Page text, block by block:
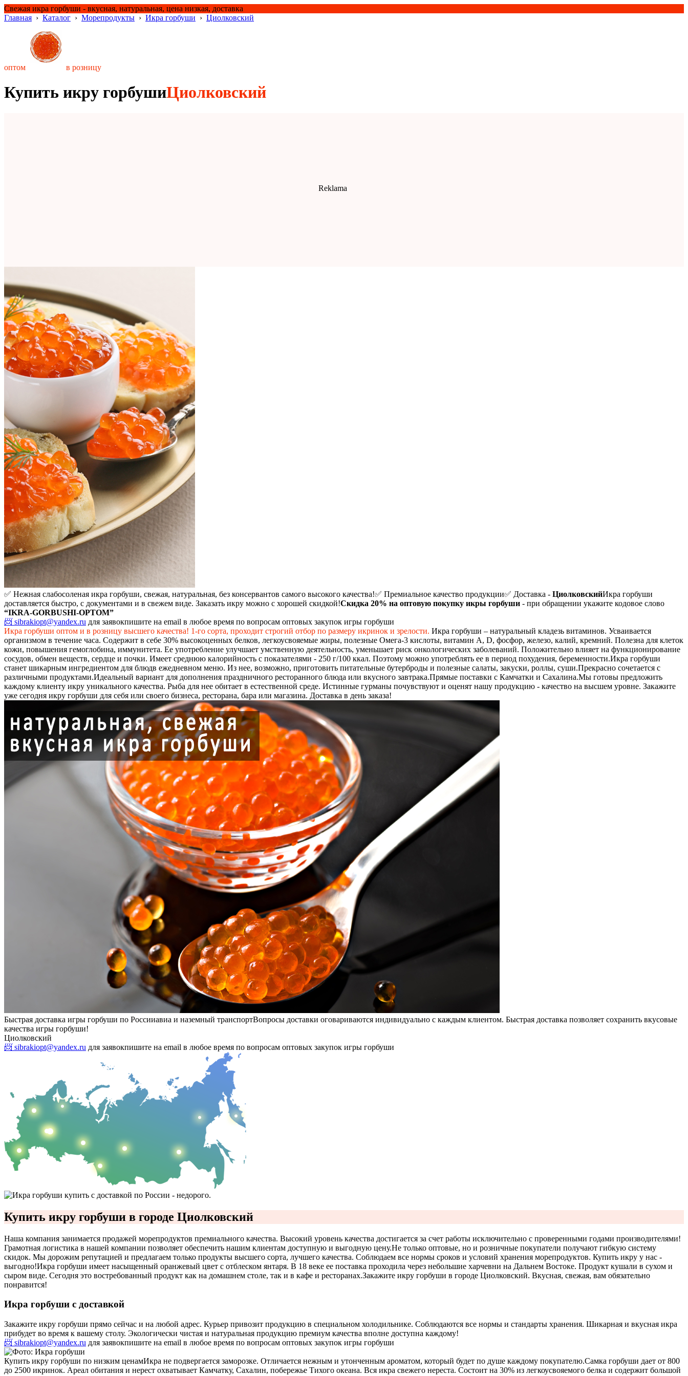
Свежая икра горбуши - вкусная, натуральная, цена низкая, доставка
Главная › Каталог › Морепродукты › Икра горбуши › Циолковский
оптом в розницу
Купить икру горбушиЦиолковский
✅ Нежная слабосоленая икра горбуши, свежая, натуральная, без консервантов самого высокого качества!✅ Премиальное качество продукции✅ Доставка - ЦиолковскийИкра горбуши
доставляется быстро, с документами и в свежем виде. Заказать икру можно с хорошей скидкой!Скидка 20% на оптовую покупку икры горбуши - при обращении укажите кодовое слово
“IKRA-GORBUSHI-OPTOM”
📨 sibrakiopt@yandex.ru для заявокпишите на email в любое время по вопросам оптовых закупок игры горбуши
Икра горбуши оптом и в розницу высшего качества! 1-го сорта, проходит строгий отбор по размеру икринок и зрелости. Икра горбуши – натуральный кладезь витаминов. Усваивается
организмом в течение часа. Содержит в себе 30% высокоценных белков, легкоусвояемые жиры, полезные Омега-3 кислоты, витамин А, D, фосфор, железо, калий, кремний. Полезна для клеток
кожи, повышения гемоглобина, иммунитета. Ее употребление улучшает умственную деятельность, уменьшает риск онкологических заболеваний. Положительно влияет на функционирование
сосудов, обмен веществ, сердце и почки. Имеет среднюю калорийность с показателями - 250 г/100 ккал. Поэтому можно употреблять ее в период похудения, беременности.Икра горбуши
станет шикарным ингредиентом для блюдв ежедневном меню. Из нее, возможно, приготовить питательные бутерброды и полезные салаты, закуски, роллы, суши.Прекрасно сочетается с
различными продуктами.Идеальный вариант для дополнения праздничного ресторанного блюда или вкусного завтрака.Прямые поставки с Камчатки и Сахалина.Мы готовы предложить
каждому клиенту икру уникального качества. Рыба для нее обитает в естественной среде. Истинные гурманы почувствуют и оценят нашу продукцию - качество на высшем уровне. Закажите
уже сегодня икру горбуши для себя или своего бизнеса, ресторана, бара или магазина. Доставка в день заказа!
Быстрая доставка игры горбуши по Россииавиа и наземный транспортВопросы доставки оговариваются индивидуально с каждым клиентом. Быстрая доставка позволяет сохранить вкусовые
качества игры горбуши!
Циолковский
📨 sibrakiopt@yandex.ru для заявокпишите на email в любое время по вопросам оптовых закупок игры горбуши
Купить икру горбуши в городе Циолковский
Наша компания занимается продажей морепродуктов премиального качества. Высокий уровень качества достигается за счет работы исключительно с проверенными годами производителями!
Грамотная логистика в нашей компании позволяет обеспечить нашим клиентам доступную и выгодную цену.Не только оптовые, но и розничные покупатели получают гибкую систему
скидок. Мы дорожим репутацией и предлагаем только продукты высшего сорта, лучшего качества. Соблюдаем все нормы сроков и условий хранения морепродуктов. Купить икру у нас -
выгодно!Икра горбуши имеет насыщенный оранжевый цвет с отблеском янтаря. В 18 веке ее поставка проходила через небольшие харчевни на Дальнем Востоке. Продукт кушали в сухом и
сыром виде. Сегодня это востребованный продукт как на домашнем столе, так и в кафе и ресторанах.Закажите икру горбуши в городе Циолковский. Вкусная, свежая, вам обязательно
понравится!
Икра горбуши с доставкой
Закажите икру горбуши прямо сейчас и на любой адрес. Курьер привозит продукцию в специальном холодильнике. Соблюдаются все нормы и стандарты хранения. Шикарная и вкусная икра
прибудет во время к вашему столу. Экологически чистая и натуральная продукцию премиум качества вполне доступна каждому!
📨 sibrakiopt@yandex.ru для заявокпишите на email в любое время по вопросам оптовых закупок игры горбуши
Купить икру горбуши по низким ценамИкра не подвергается заморозке. Отличается нежным и утонченным ароматом, который будет по душе каждому покупателю.Самка горбуши дает от 800
до 2500 икринок. Ареал обитания и нерест охватывает Камчатку, Сахалин, побережье Тихого океана. Вся икра свежего нереста. Состоит на 30% из легкоусвояемого белка и содержит большой